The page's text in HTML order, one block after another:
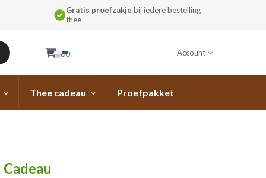
Gratis proefzakje bij iedere bestelling
thee
00 Account
Thee cadeau Proefpakket